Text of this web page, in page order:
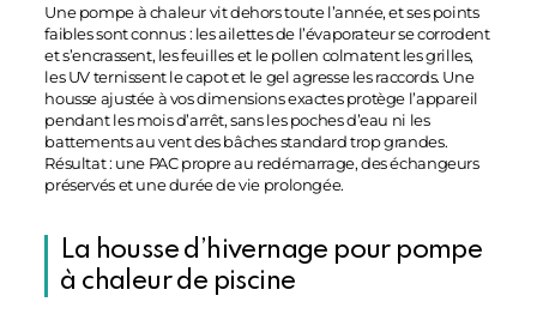
Une pompe à chaleur vit dehors toute l’année, et ses points
faibles sont connus : les ailettes de l’évaporateur se corrodent
et s’encrassent, les feuilles et le pollen colmatent les grilles,
les UV ternissent le capot et le gel agresse les raccords. Une
housse ajustée à vos dimensions exactes protège l’appareil
pendant les mois d’arrêt, sans les poches d’eau ni les
battements au vent des bâches standard trop grandes.
Résultat : une PAC propre au redémarrage, des échangeurs
préservés et une durée de vie prolongée.
La housse d’hivernage pour pompe
à chaleur de piscine